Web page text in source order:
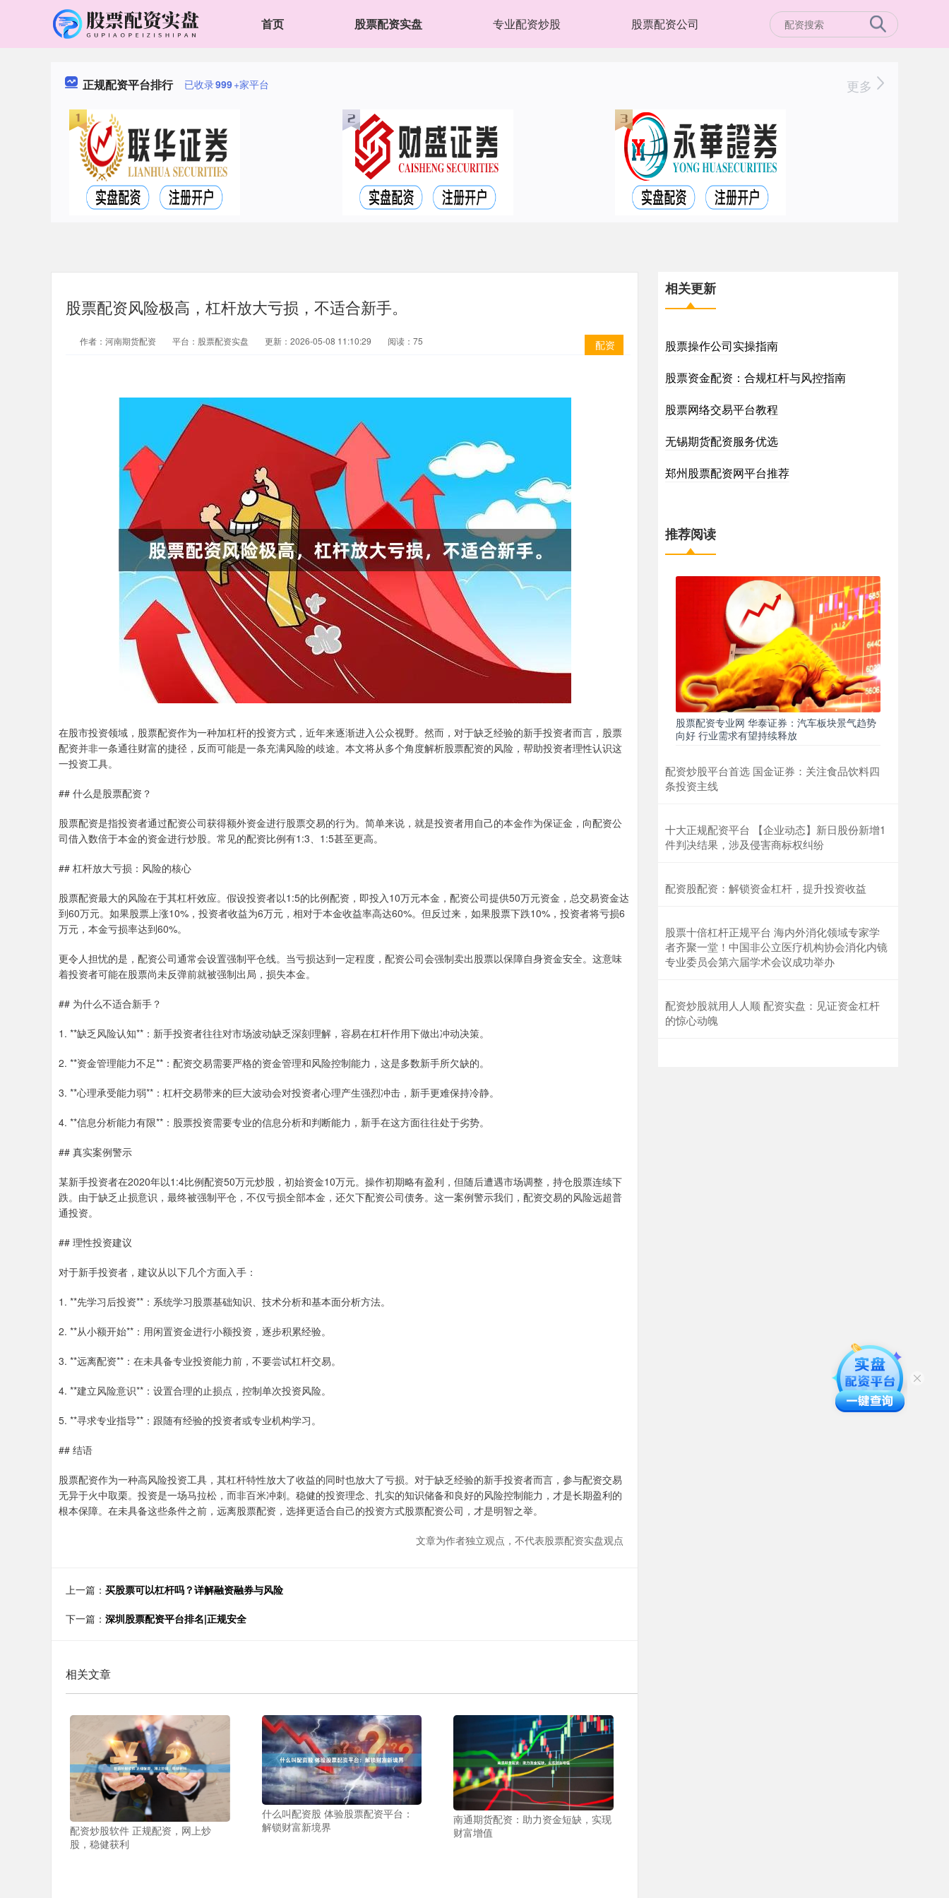
首页 股票配资实盘 专业配资炒股 股票配资公司
正规配资平台排行 已收录999+家平台 更多
股票配资风险极高，杠杆放大亏损，不适合新手。
配资
作者：河南期货配资 平台：股票配资实盘 更新：2026-05-08 11:10:29 阅读：75
在股市投资领域，股票配资作为一种加杠杆的投资方式，近年来逐渐进入公众视野。然而，对于缺乏经验的新手投资者而言，股票
配资并非一条通往财富的捷径，反而可能是一条充满风险的歧途。本文将从多个角度解析股票配资的风险，帮助投资者理性认识这
一投资工具。
## 什么是股票配资？
股票配资是指投资者通过配资公司获得额外资金进行股票交易的行为。简单来说，就是投资者用自己的本金作为保证金，向配资公
司借入数倍于本金的资金进行炒股。常见的配资比例有1:3、1:5甚至更高。
## 杠杆放大亏损：风险的核心
股票配资最大的风险在于其杠杆效应。假设投资者以1:5的比例配资，即投入10万元本金，配资公司提供50万元资金，总交易资金达
到60万元。如果股票上涨10%，投资者收益为6万元，相对于本金收益率高达60%。但反过来，如果股票下跌10%，投资者将亏损6
万元，本金亏损率达到60%。
更令人担忧的是，配资公司通常会设置强制平仓线。当亏损达到一定程度，配资公司会强制卖出股票以保障自身资金安全。这意味
着投资者可能在股票尚未反弹前就被强制出局，损失本金。
## 为什么不适合新手？
1. **缺乏风险认知**：新手投资者往往对市场波动缺乏深刻理解，容易在杠杆作用下做出冲动决策。
2. **资金管理能力不足**：配资交易需要严格的资金管理和风险控制能力，这是多数新手所欠缺的。
3. **心理承受能力弱**：杠杆交易带来的巨大波动会对投资者心理产生强烈冲击，新手更难保持冷静。
4. **信息分析能力有限**：股票投资需要专业的信息分析和判断能力，新手在这方面往往处于劣势。
## 真实案例警示
某新手投资者在2020年以1:4比例配资50万元炒股，初始资金10万元。操作初期略有盈利，但随后遭遇市场调整，持仓股票连续下
跌。由于缺乏止损意识，最终被强制平仓，不仅亏损全部本金，还欠下配资公司债务。这一案例警示我们，配资交易的风险远超普
通投资。
## 理性投资建议
对于新手投资者，建议从以下几个方面入手：
1. **先学习后投资**：系统学习股票基础知识、技术分析和基本面分析方法。
2. **从小额开始**：用闲置资金进行小额投资，逐步积累经验。
3. **远离配资**：在未具备专业投资能力前，不要尝试杠杆交易。
4. **建立风险意识**：设置合理的止损点，控制单次投资风险。
5. **寻求专业指导**：跟随有经验的投资者或专业机构学习。
## 结语
股票配资作为一种高风险投资工具，其杠杆特性放大了收益的同时也放大了亏损。对于缺乏经验的新手投资者而言，参与配资交易
无异于火中取栗。投资是一场马拉松，而非百米冲刺。稳健的投资理念、扎实的知识储备和良好的风险控制能力，才是长期盈利的
根本保障。在未具备这些条件之前，远离股票配资，选择更适合自己的投资方式股票配资公司，才是明智之举。
文章为作者独立观点，不代表股票配资实盘观点
上一篇： 买股票可以杠杆吗？详解融资融券与风险
下一篇： 深圳股票配资平台排名|正规安全
相关文章
配资炒股软件 正规配资，网上炒
股，稳健获利
什么叫配资股 体验股票配资平台：
解锁财富新境界
南通期货配资：助力资金短缺，实现
财富增值
相关更新
股票操作公司实操指南
股票资金配资：合规杠杆与风控指南
股票网络交易平台教程
无锡期货配资服务优选
郑州股票配资网平台推荐
推荐阅读
股票配资专业网 华泰证券：汽车板块景气趋势
向好 行业需求有望持续释放
配资炒股平台首选 国金证券：关注食品饮料四
条投资主线
十大正规配资平台 【企业动态】新日股份新增1
件判决结果，涉及侵害商标权纠纷
配资股配资：解锁资金杠杆，提升投资收益
股票十倍杠杆正规平台 海内外消化领域专家学
者齐聚一堂！中国非公立医疗机构协会消化内镜
专业委员会第六届学术会议成功举办
配资炒股就用人人顺 配资实盘：见证资金杠杆
的惊心动魄